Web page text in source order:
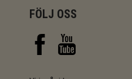
FÖLJ OSS